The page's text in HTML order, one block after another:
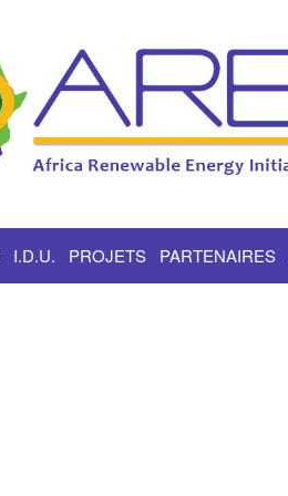
I.D.U. PROJETS PARTENAIRES